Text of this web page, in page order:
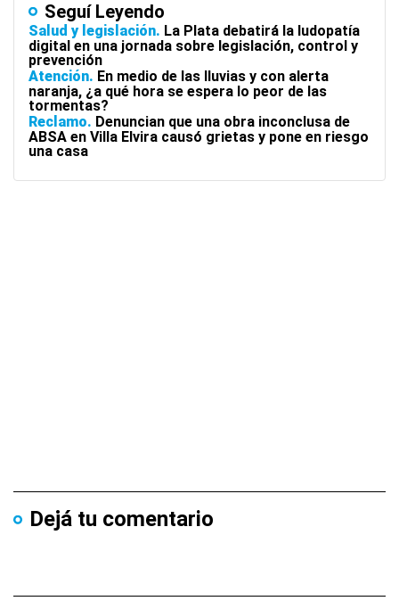
Seguí Leyendo
Salud y legislación La Plata debatirá la ludopatía
digital en una jornada sobre legislación, control y
prevención
Atención En medio de las lluvias y con alerta
naranja, ¿a qué hora se espera lo peor de las
tormentas?
Reclamo Denuncian que una obra inconclusa de
ABSA en Villa Elvira causó grietas y pone en riesgo
una casa
Dejá tu comentario